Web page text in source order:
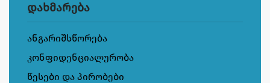
დახმარება
ანგარიშსწორება
კონფიდენციალურობა
წესები და პირობები